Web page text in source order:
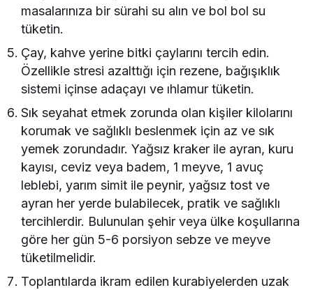
masalarınıza bir sürahi su alın ve bol bol su
tüketin.
Çay, kahve yerine bitki çaylarını tercih edin.
Özellikle stresi azalttığı için rezene, bağışıklık
sistemi içinse adaçayı ve ıhlamur tüketin.
Sık seyahat etmek zorunda olan kişiler kilolarını
korumak ve sağlıklı beslenmek için az ve sık
yemek zorundadır. Yağsız kraker ile ayran, kuru
kayısı, ceviz veya badem, 1 meyve, 1 avuç
leblebi, yarım simit ile peynir, yağsız tost ve
ayran her yerde bulabilecek, pratik ve sağlıklı
tercihlerdir. Bulunulan şehir veya ülke koşullarına
göre her gün 5-6 porsiyon sebze ve meyve
tüketilmelidir.
Toplantılarda ikram edilen kurabiyelerden uzak